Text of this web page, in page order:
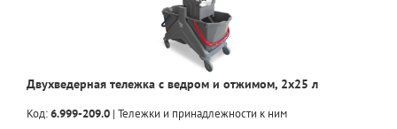
Двухведерная тележка с ведром и отжимом, 2x25 л
Код:6.999-209.0 | Тележки и принадлежности к ним